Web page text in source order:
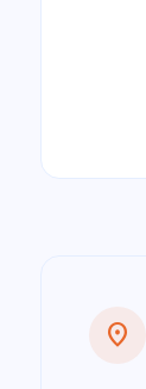
location_on